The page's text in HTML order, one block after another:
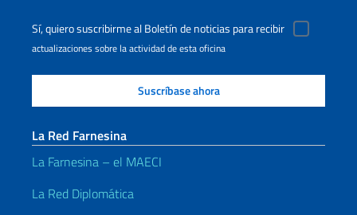
Sí, quiero suscribirme al Boletín de noticias para recibir
actualizaciones sobre la actividad de esta oficina
La Red Farnesina
La Farnesina – el MAECI
La Red Diplomática